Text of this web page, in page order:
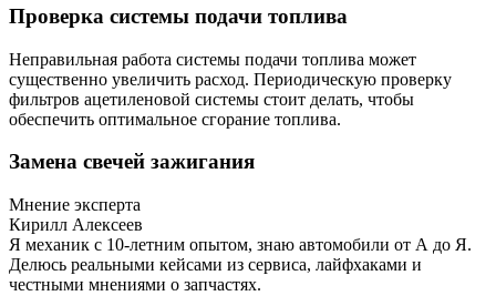
Проверка системы подачи топлива
Неправильная работа системы подачи топлива может
существенно увеличить расход. Периодическую проверку
фильтров ацетиленовой системы стоит делать, чтобы
обеспечить оптимальное сгорание топлива.
Замена свечей зажигания
Мнение эксперта
Кирилл Алексеев
Я механик с 10-летним опытом, знаю автомобили от А до Я.
Делюсь реальными кейсами из сервиса, лайфхаками и
честными мнениями о запчастях.